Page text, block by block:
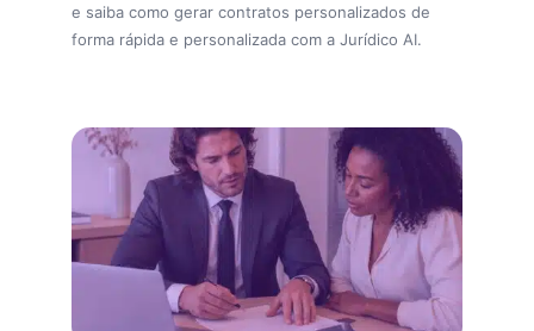
e saiba como gerar contratos personalizados de
forma rápida e personalizada com a Jurídico AI.